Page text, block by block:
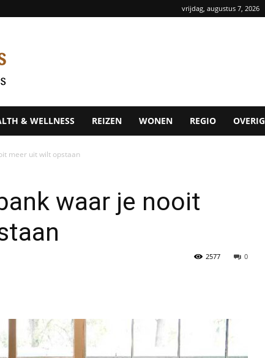
vrijdag, augustus 7, 2026
& WELLNESS REIZEN WONEN REGIO OVERIG
meer uit wilt opstaan
waar je nooit
0
2577